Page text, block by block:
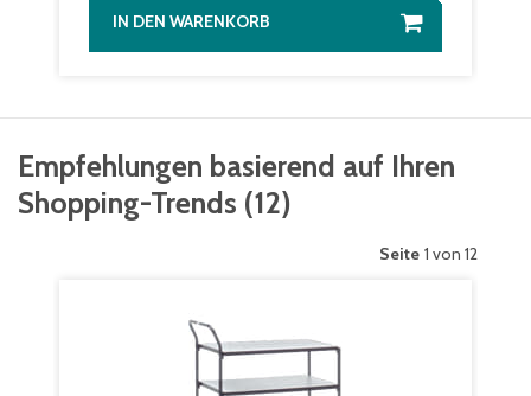
IN DEN WARENKORB
Empfehlungen basierend auf Ihren
Shopping-Trends (12)
Seite 1 von 12